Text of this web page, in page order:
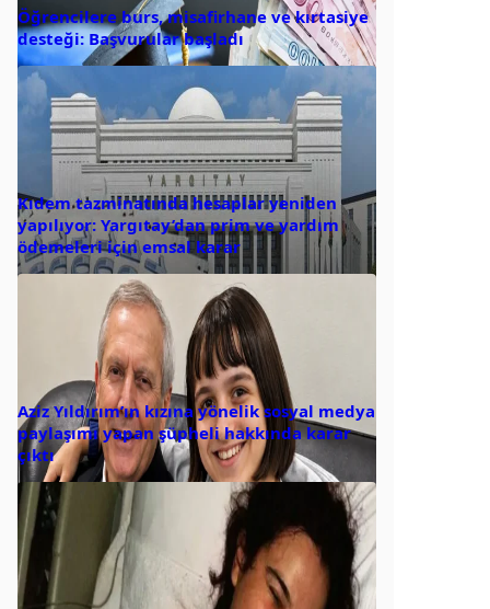
Öğrencilere burs, misafirhane ve kırtasiye
desteği: Başvurular başladı
Kıdem tazminatında hesaplar yeniden
yapılıyor: Yargıtay’dan prim ve yardım
ödemeleri için emsal karar
Aziz Yıldırım’ın kızına yönelik sosyal medya
paylaşımı yapan şüpheli hakkında karar
çıktı